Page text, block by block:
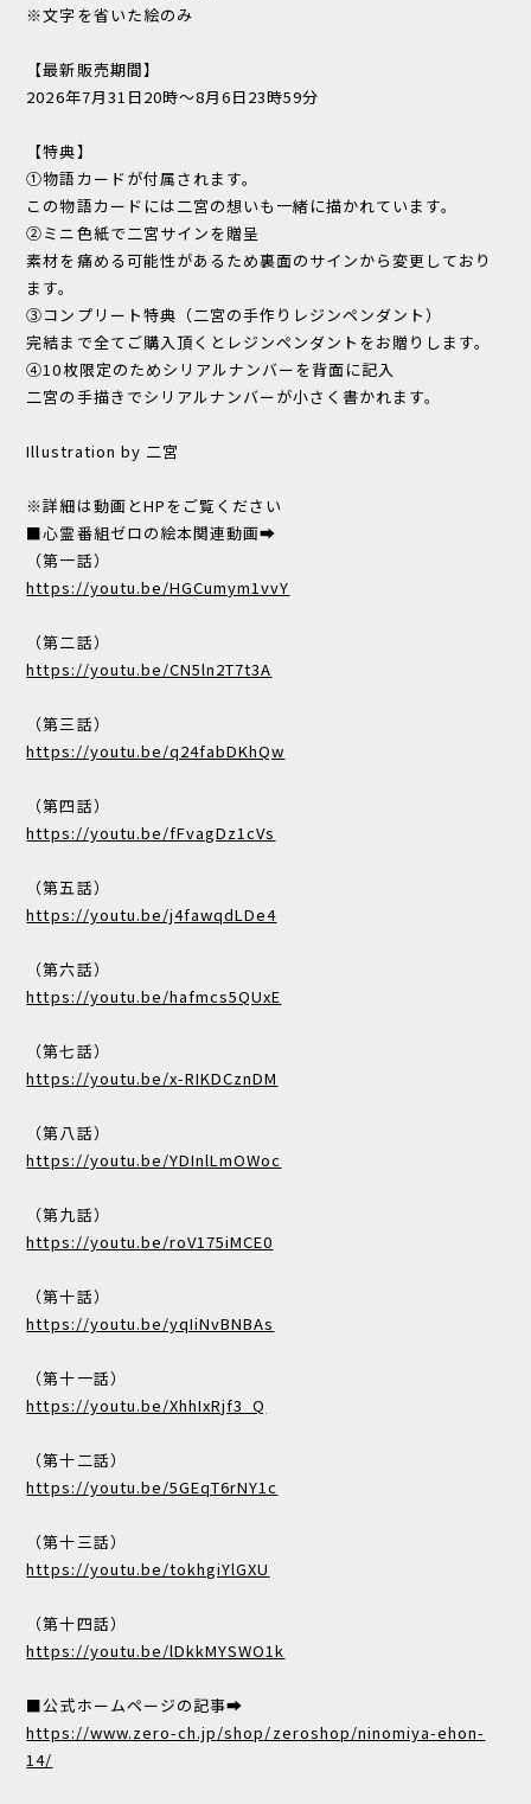
※文字を省いた絵のみ
【最新販売期間】
2026年7月31日20時～8月6日23時59分
【特典】
①物語カードが付属されます。
この物語カードには二宮の想いも一緒に描かれています。
②ミニ色紙で二宮サインを贈呈
素材を痛める可能性があるため裏面のサインから変更しており
ます。
③コンプリート特典（二宮の手作りレジンペンダント）
完結まで全てご購入頂くとレジンペンダントをお贈りします。
④10枚限定のためシリアルナンバーを背面に記入
二宮の手描きでシリアルナンバーが小さく書かれます。
Illustration by 二宮
※詳細は動画とHPをご覧ください
■心霊番組ゼロの絵本関連動画➡
（第一話）
https://youtu.be/HGCumym1vvY
（第二話）
https://youtu.be/CN5ln2T7t3A
（第三話）
https://youtu.be/q24fabDKhQw
（第四話）
https://youtu.be/fFvagDz1cVs
（第五話）
https://youtu.be/j4fawqdLDe4
（第六話）
https://youtu.be/hafmcs5QUxE
（第七話）
https://youtu.be/x-RIKDCznDM
（第八話）
https://youtu.be/YDInlLmOWoc
（第九話）
https://youtu.be/roV175iMCE0
（第十話）
https://youtu.be/yqIiNvBNBAs
（第十一話）
https://youtu.be/XhhIxRjf3_Q
（第十二話）
https://youtu.be/5GEqT6rNY1c
（第十三話）
https://youtu.be/tokhgiYlGXU
（第十四話）
https://youtu.be/lDkkMYSWO1k
■公式ホームページの記事➡
https://www.zero-ch.jp/shop/zeroshop/ninomiya-ehon-
14/